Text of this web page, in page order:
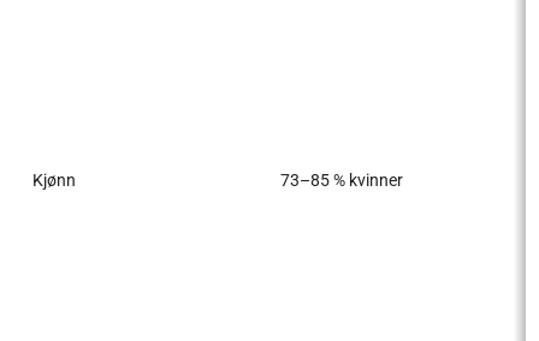
Kjønn 73–85 % kvinner